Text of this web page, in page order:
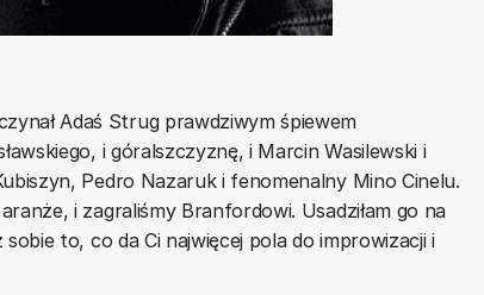
Adaś Strug prawdziwym śpiewem
i góralszczyznę, i Marcin Wasilewski i
Pedro Nazaruk i fenomenalny Mino Cinelu.
i zagraliśmy Branfordowi. Usadziłam go na
to, co da Ci najwięcej pola do improwizacji i